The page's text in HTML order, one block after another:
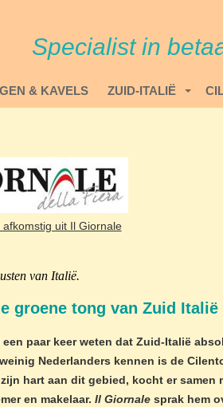
Specialist in
& KAVELS ZUID-ITALIË
uit Il Giornale
van Italië.
groene tong van Zuid Italië
paar keer weten dat Zuid-Italië
Nederlanders kennen is de
hart aan dit gebied, kocht er
en makelaar. Il Giornalesprak hem